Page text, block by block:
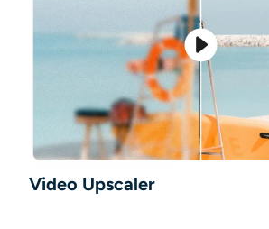
Video Upscaler